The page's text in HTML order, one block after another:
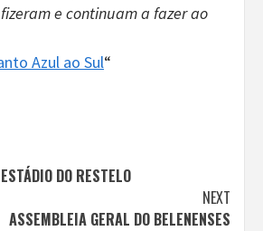
e continuam a fazer ao
Azul ao Sul“
DO RESTELO
NEXT
ASSEMBLEIA GERAL DO BELENENSES